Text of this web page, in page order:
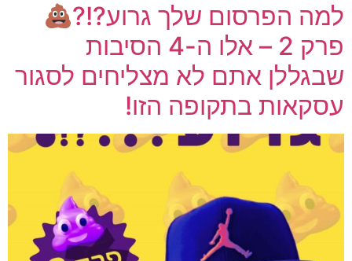
למה הפרסום שלך גרוע?!?
פרק 2 – אלו ה-4 הסיבות
שבגללן אתם לא מצליחים לסגור
עסקאות בתקופה הזו!